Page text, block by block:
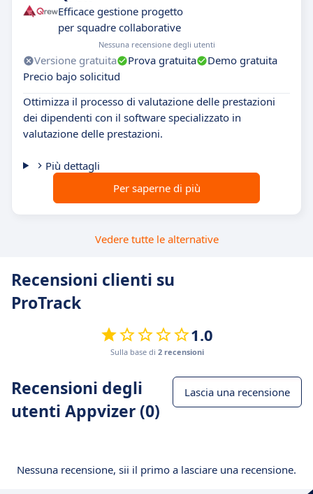
Efficace gestione progetto
per squadre collaborative
Nessuna recensione degli utenti
Versione gratuita Prova gratuita
Demo gratuita
Precio bajo solicitud
Ottimizza il processo di valutazione delle prestazioni
dei dipendenti con il software specializzato in
valutazione delle prestazioni.
Più dettagli
Per saperne di più
Vedere tutte le alternative
Recensioni clienti su
ProTrack
1.0
Sulla base di 2 recensioni
Recensioni degli
utenti Appvizer (0)
Lascia una recensione
Nessuna recensione, sii il primo a lasciare una recensione.